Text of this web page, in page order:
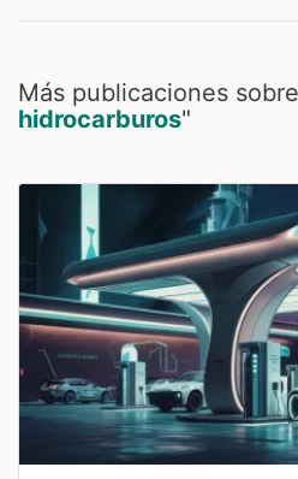
Más publicaciones
hidrocarburos"